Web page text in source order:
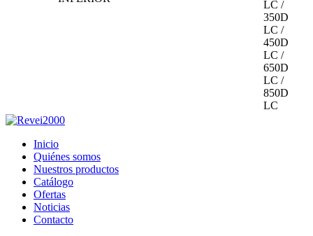
LC /
350D
LC /
450D
LC /
650D
LC /
850D
LC
Inicio
Quiénes somos
Nuestros productos
Catálogo
Ofertas
Noticias
Contacto